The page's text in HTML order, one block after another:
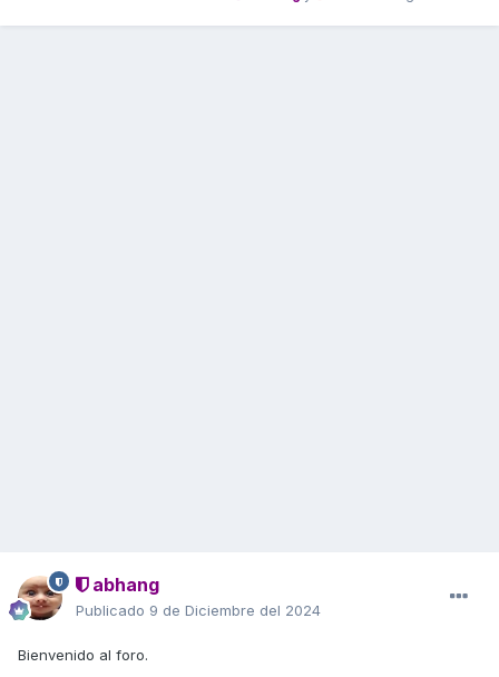
abhang
Publicado 9 de Diciembre del 2024
Bienvenido al foro.